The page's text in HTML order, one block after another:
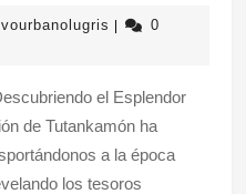
0
el Esplendor
de Tutankamón ha
a la época
los tesoros